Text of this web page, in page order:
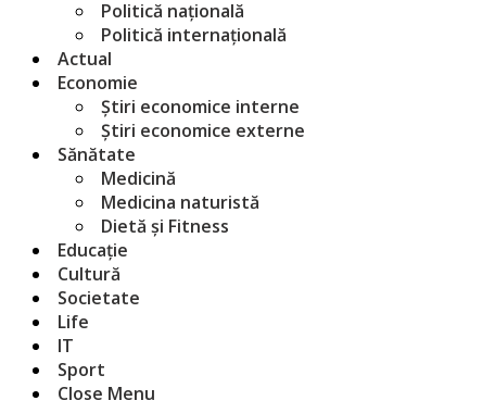
Politică națională
Politică internațională
Actual
Economie
Știri economice interne
Știri economice externe
Sănătate
Medicină
Medicina naturistă
Dietă și Fitness
Educație
Cultură
Societate
Life
IT
Sport
Close Menu